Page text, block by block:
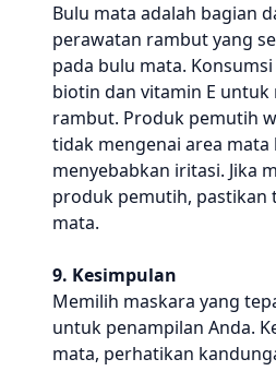
Bulu mata adalah bagian
perawatan rambut yang
pada bulu mata.
biotin dan vitamin E
rambut. Produk pemutih
tidak mengenai area mata
menyebabkan iritasi. Jika
produk pemutih, pastikan
mata.
9. Kesimpulan
Memilih maskara yang
untuk penampilan Anda.
mata, perhatikan